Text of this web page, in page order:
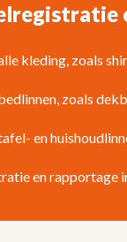
kleding, zoals
zoals
en
en rapportage